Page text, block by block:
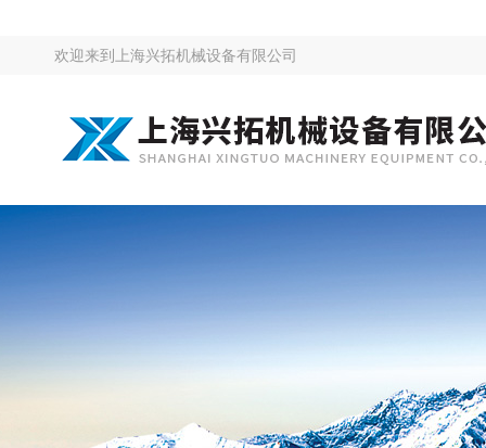
欢迎来到 上海兴拓机械设备有限公司